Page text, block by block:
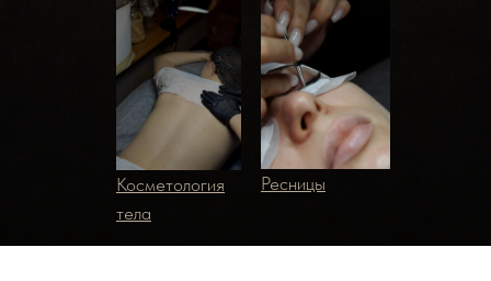
Косметология
тела
Ресницы